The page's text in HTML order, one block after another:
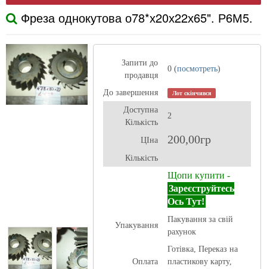
Фреза однокутова о78*х20х22х65". Р6М5.
Запити до
продавця
0 (посмотреть)
До завершення Лот скінчився
Доступна
Кількість
2
ЦІна 200,00гр
Кількість
Щопи купити -
Зареєструйтесь
Ось Тут!
Упакування
Пакування за свій
рахунок
Оплата
Готівка, Переказ на
пластикову карту,